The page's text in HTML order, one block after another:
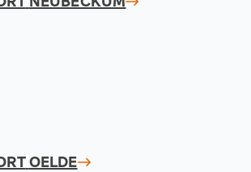
OELDE